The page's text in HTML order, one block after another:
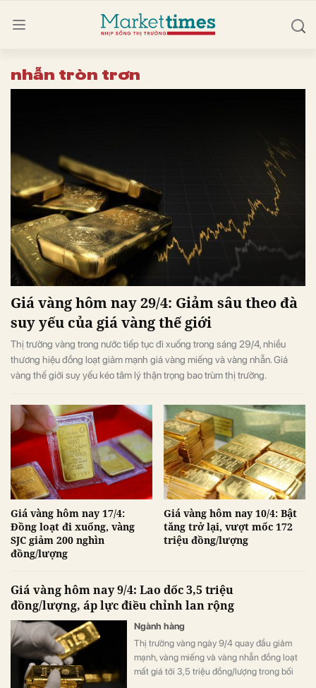
nhẫn tròn trơn
Giá vàng hôm nay 29/4: Giảm sâu theo đà
suy yếu của giá vàng thế giới
Thị trường vàng trong nước tiếp tục đi xuống trong sáng 29/4, nhiều
thương hiệu đồng loạt giảm mạnh giá vàng miếng và vàng nhẫn. Giá
vàng thế giới suy yếu kéo tâm lý thận trọng bao trùm thị trường.
Giá vàng hôm nay 17/4:
Đồng loạt đi xuống, vàng
SJC giảm 200 nghìn
đồng/lượng
Giá vàng hôm nay 10/4: Bật
tăng trở lại, vượt mốc 172
triệu đồng/lượng
Giá vàng hôm nay 9/4: Lao dốc 3,5 triệu
đồng/lượng, áp lực điều chỉnh lan rộng
Ngành hàng
Thị trường vàng ngày 9/4 quay đầu giảm
mạnh, vàng miếng và vàng nhẫn đồng loạt
mất giá tới 3,5 triệu đồng/lượng trong bối